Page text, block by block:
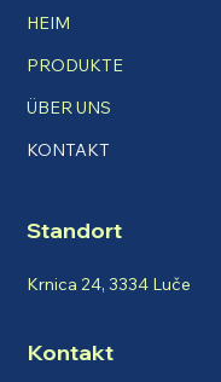
HEIM
PRODUKTE
ÜBER UNS
KONTAKT
Standort
Krnica 24, 3334 Luče
Kontakt